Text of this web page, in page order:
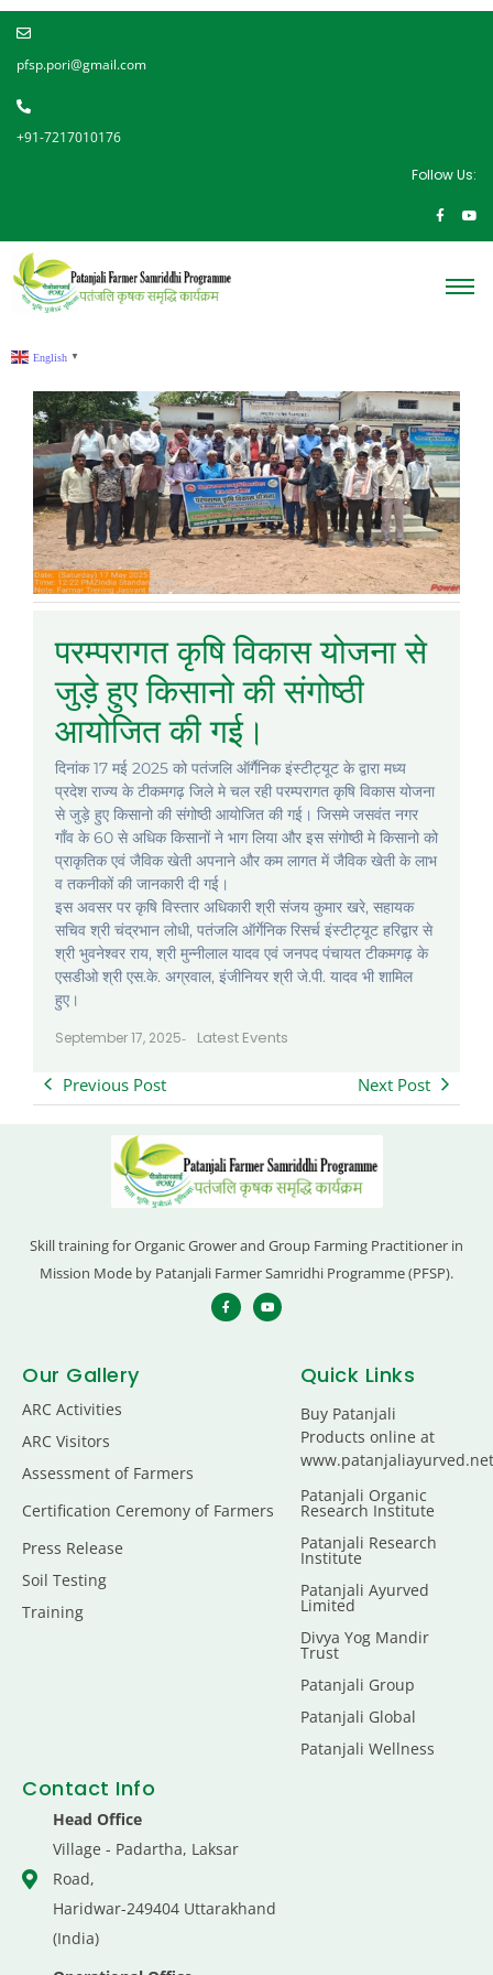
pfsp.pori@gmail.com
+91-7217010176
Follow Us:
English ▼
परम्परागत कृषि विकास योजना से
जुड़े हुए किसानो की संगोष्ठी
आयोजित की गई।
दिनांक 17 मई 2025 को पतंजलि ऑर्गैनिक इंस्टीट्यूट के द्वारा मध्य
प्रदेश राज्य के टीकमगढ़ जिले मे चल रही परम्परागत कृषि विकास योजना
से जुड़े हुए किसानो की संगोष्ठी आयोजित की गई। जिसमे जसवंत नगर
गाँव के 60 से अधिक किसानों ने भाग लिया और इस संगोष्ठी मे किसानो को
प्राकृतिक एवं जैविक खेती अपनाने और कम लागत में जैविक खेती के लाभ
व तकनीकों की जानकारी दी गई।
इस अवसर पर कृषि विस्तार अधिकारी श्री संजय कुमार खरे, सहायक
सचिव श्री चंद्रभान लोधी, पतंजलि ऑर्गेनिक रिसर्च इंस्टीट्यूट हरिद्वार से
श्री भुवनेश्वर राय, श्री मुन्नीलाल यादव एवं जनपद पंचायत टीकमगढ़ के
एसडीओ श्री एस.के. अग्रवाल, इंजीनियर श्री जे.पी. यादव भी शामिल
हुए।
September 17, 2025- Latest Events
Previous Post Next Post
Skill training for Organic Grower and Group Farming Practitioner in
Mission Mode by Patanjali Farmer Samridhi Programme (PFSP).
Our Gallery
ARC Activities
ARC Visitors
Assessment of Farmers
Certification Ceremony of Farmers
Press Release
Soil Testing
Training
Quick Links
Buy Patanjali
Products online at
www.patanjaliayurved.net
Patanjali Organic
Research Institute
Patanjali Research
Institute
Patanjali Ayurved
Limited
Divya Yog Mandir
Trust
Patanjali Group
Patanjali Global
Patanjali Wellness
Contact Info
Head Office
Village - Padartha, Laksar
Road,
Haridwar-249404 Uttarakhand
(India)